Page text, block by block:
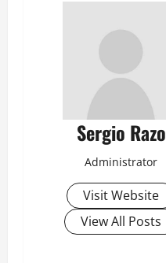
Sergio Razo
Administrator
Visit Website
View All Posts